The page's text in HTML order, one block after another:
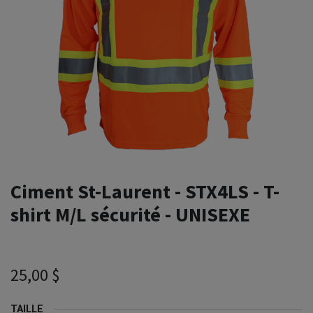
Ciment St-Laurent - STX4LS - T-
shirt M/L sécurité - UNISEXE
25,00 $
TAILLE